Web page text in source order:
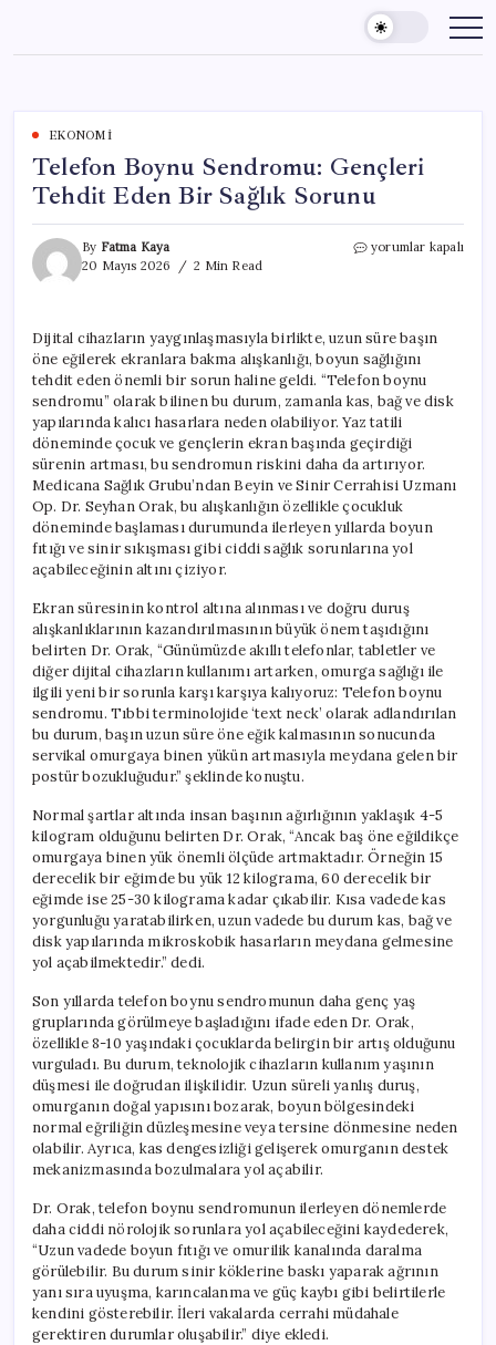
content
EKONOMI
Telefon Boynu Sendromu: Gençleri
Tehdit Eden Bir Sağlık Sorunu
By Fatma Kaya
20 Mayıs 2026
2 Min Read
Telefon
Eden
Bir
Sağlık
Sorunu
için
yorumlar kapalı
Dijital cihazların yaygınlaşmasıyla birlikte, uzun süre başın
öne eğilerek ekranlara bakma alışkanlığı, boyun sağlığını
tehdit eden önemli bir sorun haline geldi. “Telefon boynu
sendromu” olarak bilinen bu durum, zamanla kas, bağ ve disk
yapılarında kalıcı hasarlara neden olabiliyor. Yaz tatili
döneminde çocuk ve gençlerin ekran başında geçirdiği
sürenin artması, bu sendromun riskini daha da artırıyor.
Medicana Sağlık Grubu’ndan Beyin ve Sinir Cerrahisi Uzmanı
Op. Dr. Seyhan Orak, bu alışkanlığın özellikle çocukluk
döneminde başlaması durumunda ilerleyen yıllarda boyun
fıtığı ve sinir sıkışması gibi ciddi sağlık sorunlarına yol
açabileceğinin altını çiziyor.
Ekran süresinin kontrol altına alınması ve doğru duruş
alışkanlıklarının kazandırılmasının büyük önem taşıdığını
belirten Dr. Orak, “Günümüzde akıllı telefonlar, tabletler ve
diğer dijital cihazların kullanımı artarken, omurga sağlığı ile
ilgili yeni bir sorunla karşı karşıya kalıyoruz: Telefon boynu
sendromu. Tıbbi terminolojide ‘text neck’ olarak adlandırılan
bu durum, başın uzun süre öne eğik kalmasının sonucunda
servikal omurgaya binen yükün artmasıyla meydana gelen bir
postür bozukluğudur.” şeklinde konuştu.
Normal şartlar altında insan başının ağırlığının yaklaşık 4-5
kilogram olduğunu belirten Dr. Orak, “Ancak baş öne eğildikçe
omurgaya binen yük önemli ölçüde artmaktadır. Örneğin 15
derecelik bir eğimde bu yük 12 kilograma, 60 derecelik bir
eğimde ise 25-30 kilograma kadar çıkabilir. Kısa vadede kas
yorgunluğu yaratabilirken, uzun vadede bu durum kas, bağ ve
disk yapılarında mikroskobik hasarların meydana gelmesine
yol açabilmektedir.” dedi.
Son yıllarda telefon boynu sendromunun daha genç yaş
gruplarında görülmeye başladığını ifade eden Dr. Orak,
özellikle 8-10 yaşındaki çocuklarda belirgin bir artış olduğunu
vurguladı. Bu durum, teknolojik cihazların kullanım yaşının
düşmesi ile doğrudan ilişkilidir. Uzun süreli yanlış duruş,
omurganın doğal yapısını bozarak, boyun bölgesindeki
normal eğriliğin düzleşmesine veya tersine dönmesine neden
olabilir. Ayrıca, kas dengesizliği gelişerek omurganın destek
mekanizmasında bozulmalara yol açabilir.
Dr. Orak, telefon boynu sendromunun ilerleyen dönemlerde
daha ciddi nörolojik sorunlara yol açabileceğini kaydederek,
“Uzun vadede boyun fıtığı ve omurilik kanalında daralma
görülebilir. Bu durum sinir köklerine baskı yaparak ağrının
yanı sıra uyuşma, karıncalanma ve güç kaybı gibi belirtilerle
kendini gösterebilir. İleri vakalarda cerrahi müdahale
gerektiren durumlar oluşabilir.” diye ekledi.